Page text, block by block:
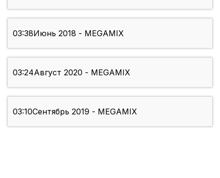
03:38Июнь 2018 - MEGAMIX
03:24Август 2020 - MEGAMIX
03:10Сентябрь 2019 - MEGAMIX